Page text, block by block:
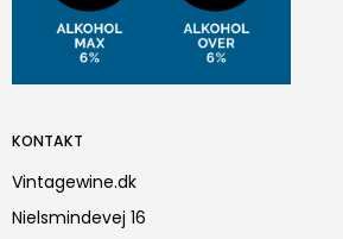
KONTAKT
Vintagewine.dk
Nielsmindevej 16